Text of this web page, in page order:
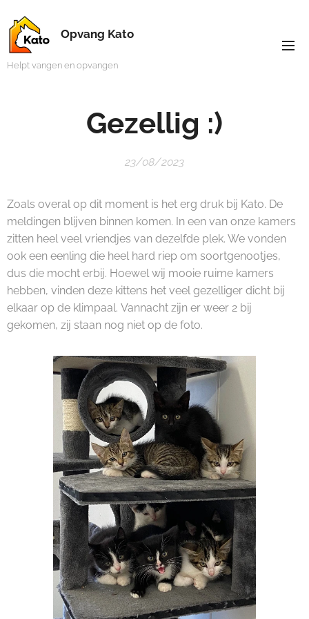
Opvang Kato
Helpt vangen en opvangen
Gezellig :)
23/08/2023
Zoals overal op dit moment is het erg druk bij Kato. De
meldingen blijven binnen komen. In een van onze kamers
zitten heel veel vriendjes van dezelfde plek. We vonden
ook een eenling die heel hard riep om soortgenootjes,
dus die mocht erbij. Hoewel wij mooie ruime kamers
hebben, vinden deze kittens het veel gezelliger dicht bij
elkaar op de klimpaal. Vannacht zijn er weer 2 bij
gekomen, zij staan nog niet op de foto.